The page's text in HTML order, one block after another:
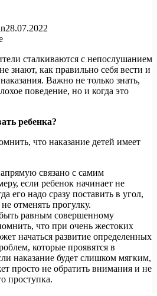
28.07.2022
сталкиваются с непослушанием
знают, как правильно себя вести и
Важно не только знать,
поведение, но и когда это
ребенка?
что наказание детей имеет
связано с самим
если ребенок начинает не
его надо сразу поставить в угол,
отменять прогулку.
равным совершенному
что при очень жестоких
начаться развитие определенных
которые проявятся в
наказание будет слишком мягким,
просто не обратить внимания и не
проступка.